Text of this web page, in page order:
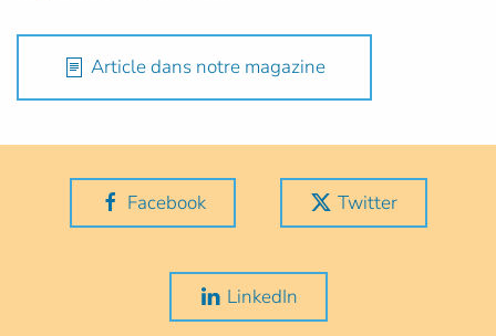
Article dans notre magazine
Facebook Twitter
LinkedIn